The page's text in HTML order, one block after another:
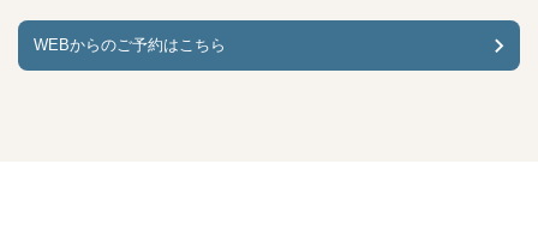
WEBからのご予約はこちら